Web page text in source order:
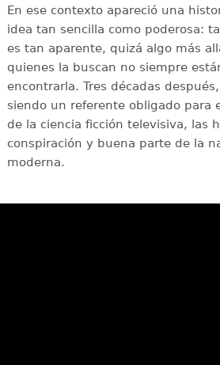
En ese contexto apareció una
idea tan sencilla como poderosa:
es tan aparente, quizá algo más
quienes la buscan no siempre
encontrarla. Tres décadas
siendo un referente obligado para
de la ciencia ficción televisiva, las
conspiración y buena parte de la
moderna.